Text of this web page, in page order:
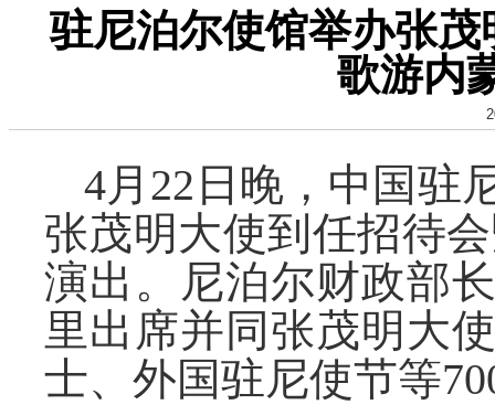
驻尼泊尔使馆举办张茂
歌游内
4月22日晚，中国驻
张茂明大使到任招待
演出。尼泊尔财政部
里出席并同张茂明大
士、外国驻尼使节等